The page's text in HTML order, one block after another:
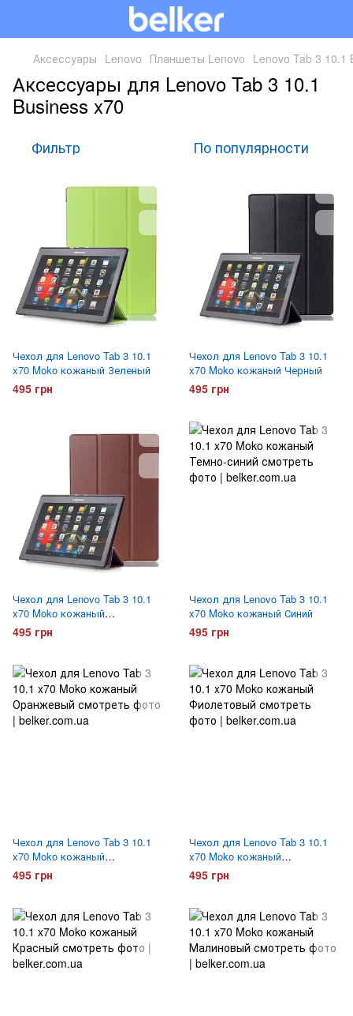
Аксессуары Lenovo Планшеты Lenovo Lenovo Tab 3 10.1
Аксессуары для Lenovo Tab 3 10.1
Business x70
Фильтр По популярности
Чехол для Lenovo Tab 3 10.1
x70 Moko кожаный Зеленый
495 грн
Чехол для Lenovo Tab 3 10.1
x70 Moko кожаный Черный
495 грн
Чехол для Lenovo Tab 3 10.1
x70 Moko кожаный
Коричневый
495 грн
Чехол для Lenovo Tab 3 10.1
x70 Moko кожаный Синий
495 грн
Чехол для Lenovo Tab 3 10.1
x70 Moko кожаный
Оранжевый
495 грн
Чехол для Lenovo Tab 3 10.1
x70 Moko кожаный
Фиолетовый
495 грн